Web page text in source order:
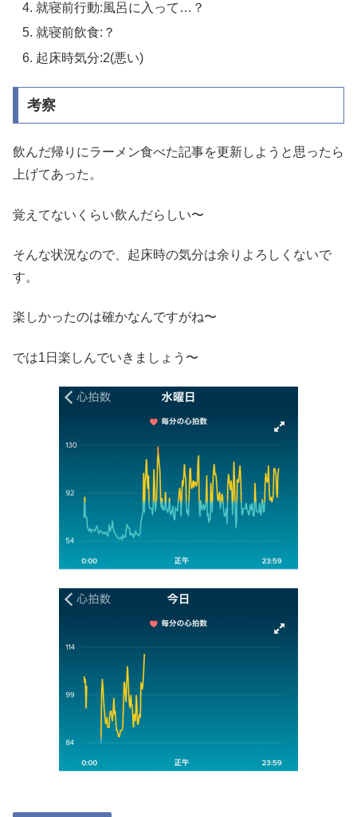
就寝前行動:風呂に入って…？
就寝前飲食:？
起床時気分:2(悪い)
考察
飲んだ帰りにラーメン食べた記事を更新しようと思ったら
上げてあった。
覚えてないくらい飲んだらしい〜
そんな状況なので、起床時の気分は余りよろしくないで
す。
楽しかったのは確かなんですがね〜
では1日楽しんでいきましょう〜